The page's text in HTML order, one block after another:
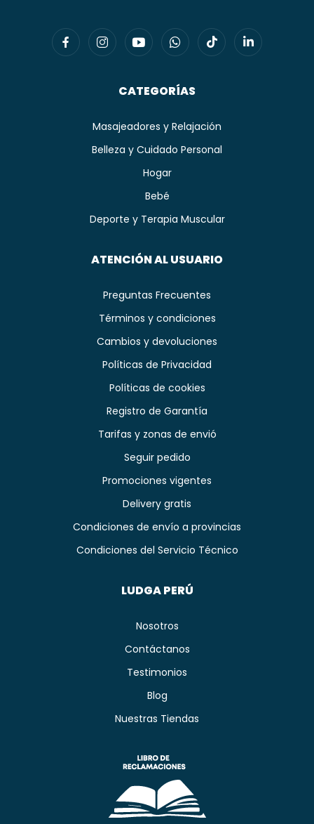
CATEGORÍAS
Masajeadores y Relajación
Belleza y Cuidado Personal
Hogar
Bebé
Deporte y Terapia Muscular
ATENCIÓN AL USUARIO
Preguntas Frecuentes
Términos y condiciones
Cambios y devoluciones
Políticas de Privacidad
Políticas de cookies
Registro de Garantía
Tarifas y zonas de envió
Seguir pedido
Promociones vigentes
Delivery gratis
Condiciones de envío a provincias
Condiciones del Servicio Técnico
LUDGA PERÚ
Nosotros
Contáctanos
Testimonios
Blog
Nuestras Tiendas